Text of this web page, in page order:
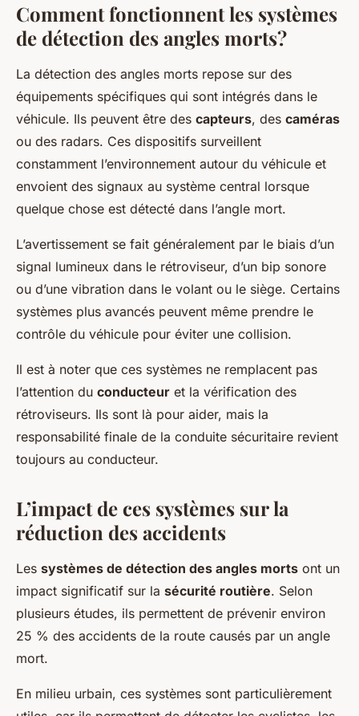
Comment fonctionnent les systèmes
de détection des angles morts?
La détection des angles morts repose sur des
équipements spécifiques qui sont intégrés dans le
véhicule. Ils peuvent être des capteurs, des caméras
ou des radars. Ces dispositifs surveillent
constamment l’environnement autour du véhicule et
envoient des signaux au système central lorsque
quelque chose est détecté dans l’angle mort.
L’avertissement se fait généralement par le biais d’un
signal lumineux dans le rétroviseur, d’un bip sonore
ou d’une vibration dans le volant ou le siège. Certains
systèmes plus avancés peuvent même prendre le
contrôle du véhicule pour éviter une collision.
Il est à noter que ces systèmes ne remplacent pas
l’attention du conducteur et la vérification des
rétroviseurs. Ils sont là pour aider, mais la
responsabilité finale de la conduite sécuritaire revient
toujours au conducteur.
L’impact de ces systèmes sur la
réduction des accidents
Les systèmes de détection des angles morts ont un
impact significatif sur la sécurité routière. Selon
plusieurs études, ils permettent de prévenir environ
25 % des accidents de la route causés par un angle
mort.
En milieu urbain, ces systèmes sont particulièrement